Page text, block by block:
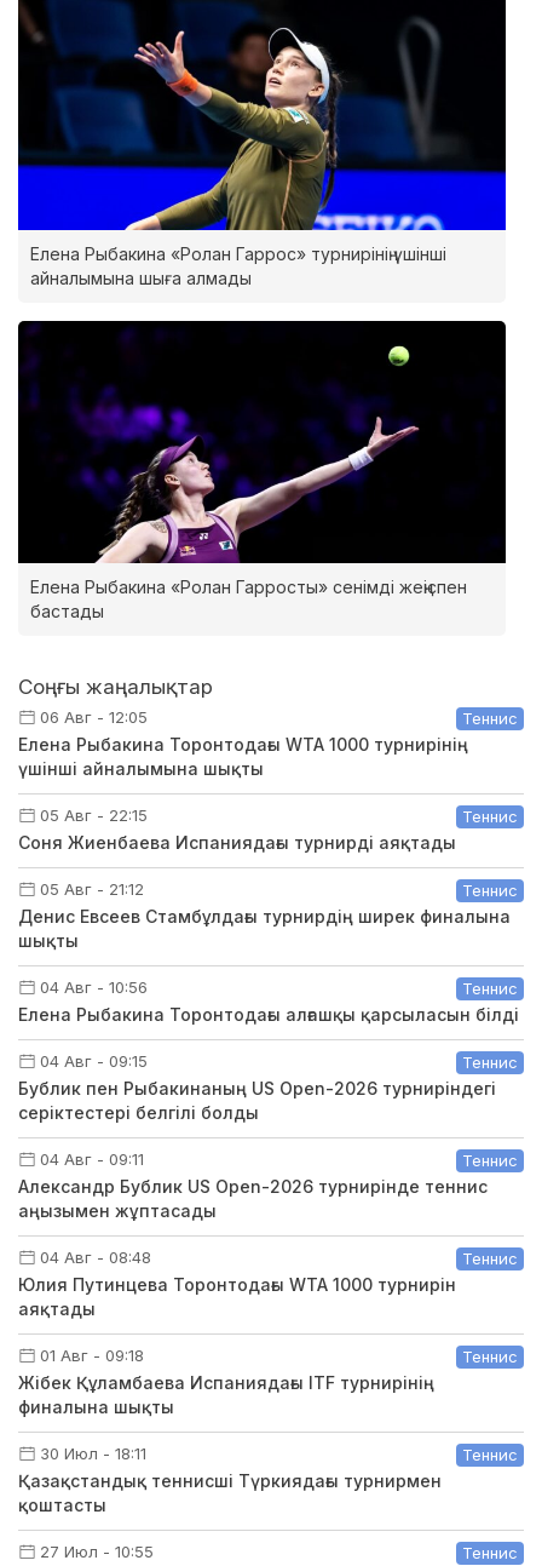
Елена Рыбакина «Ролан Гаррос» турнирінің үшінші
айналымына шыға алмады
Елена Рыбакина «Ролан Гарросты» сенімді жеңіспен
бастады
Соңғы жаңалықтар
06 Авг - 12:05 Теннис
Елена Рыбакина Торонтодағы WTA 1000 турнирінің
үшінші айналымына шықты
05 Авг - 22:15 Теннис
Соня Жиенбаева Испаниядағы турнирді аяқтады
05 Авг - 21:12 Теннис
Денис Евсеев Стамбұлдағы турнирдің ширек финалына
шықты
04 Авг - 10:56 Теннис
Елена Рыбакина Торонтодағы алғашқы қарсыласын білді
04 Авг - 09:15 Теннис
Бублик пен Рыбакинаның US Open-2026 турниріндегі
серіктестері белгілі болды
04 Авг - 09:11 Теннис
Александр Бублик US Open-2026 турнирінде теннис
аңызымен жұптасады
04 Авг - 08:48 Теннис
Юлия Путинцева Торонтодағы WTA 1000 турнирін
аяқтады
01 Авг - 09:18 Теннис
Жібек Құламбаева Испаниядағы ITF турнирінің
финалына шықты
30 Июл - 18:11 Теннис
Қазақстандық теннисші Түркиядағы турнирмен
қоштасты
27 Июл - 10:55 Теннис